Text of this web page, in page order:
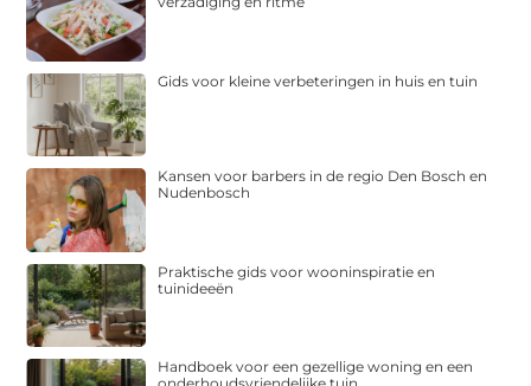
Gids voor kleine verbeteringen in huis en tuin
Kansen voor barbers in de regio Den Bosch en
Nudenbosch
Praktische gids voor wooninspiratie en
tuinideeën
Handboek voor een gezellige woning en een